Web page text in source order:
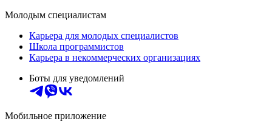
Молодым специалистам
Карьера для молодых специалистов
Школа программистов
Карьера в некоммерческих организациях
Боты для уведомлений
Мобильное приложение